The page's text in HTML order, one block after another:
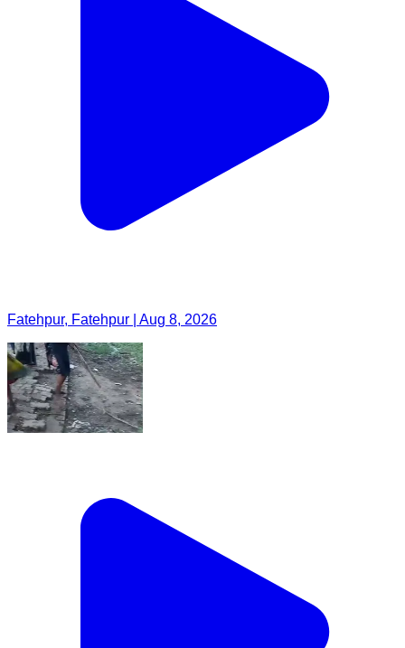
Fatehpur, Fatehpur | Aug 8, 2026